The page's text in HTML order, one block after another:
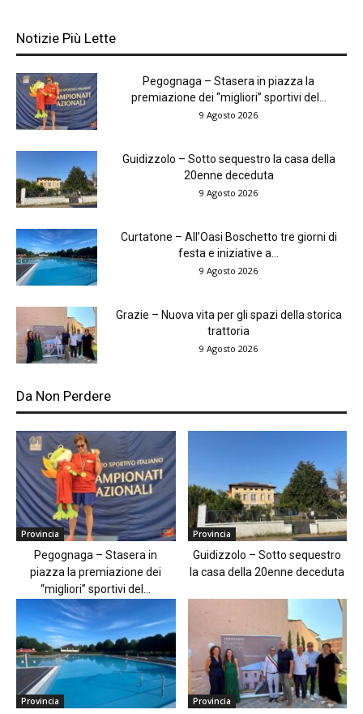
Notizie Più Lette
Pegognaga – Stasera in piazza la
premiazione dei “migliori” sportivi del...
9 Agosto 2026
Guidizzolo – Sotto sequestro la casa della
20enne deceduta
9 Agosto 2026
Curtatone – All’Oasi Boschetto tre giorni di
festa e iniziative a...
9 Agosto 2026
Grazie – Nuova vita per gli spazi della storica
trattoria
9 Agosto 2026
Da Non Perdere
Provincia
Pegognaga – Stasera in
piazza la premiazione dei
“migliori” sportivi del...
Provincia
Guidizzolo – Sotto sequestro
la casa della 20enne deceduta
Provincia Provincia